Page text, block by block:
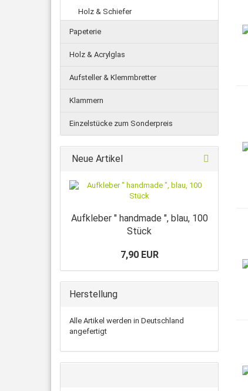
Holz & Schiefer
Papeterie
Holz & Acrylglas
Aufsteller & Klemmbretter
Klammern
Einzelstücke zum Sonderpreis
Neue Artikel
Aufkleber " handmade ", blau, 100
Stück
7,90 EUR
Herstellung
Alle Artikel werden in Deutschland
angefertigt